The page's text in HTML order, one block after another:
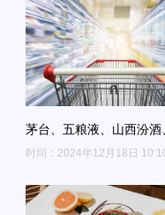
茅台、五粮液、山西汾
时间：2024年12月18日